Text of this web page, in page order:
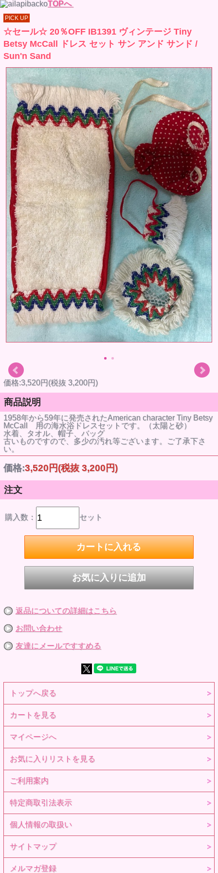
TOPへ
PICK UP
☆セール☆ 20％OFF IB1391 ヴィンテージ Tiny
Betsy McCall ドレス セット サン アンド サンド /
Sun'n Sand
価格:3,520円(税抜 3,200円)
商品説明
1958年から59年に発売されたAmerican character Tiny Betsy
McCall 用の海水浴ドレスセットです。（太陽と砂）
水着、タオル、帽子、バッグ
古いものですので、多少の汚れ等ございます。ご了承下さ
い。
価格:3,520円(税抜 3,200円)
注文
購入数： セット
返品についての詳細はこちら
お問い合わせ
友達にメールですすめる
トップへ戻る
カートを見る
マイページへ
お気に入りリストを見る
ご利用案内
特定商取引法表示
個人情報の取扱い
サイトマップ
メルマガ登録